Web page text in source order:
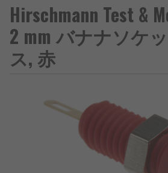
Hirschmann Test &
2 mm バナナソケ
ス, 赤